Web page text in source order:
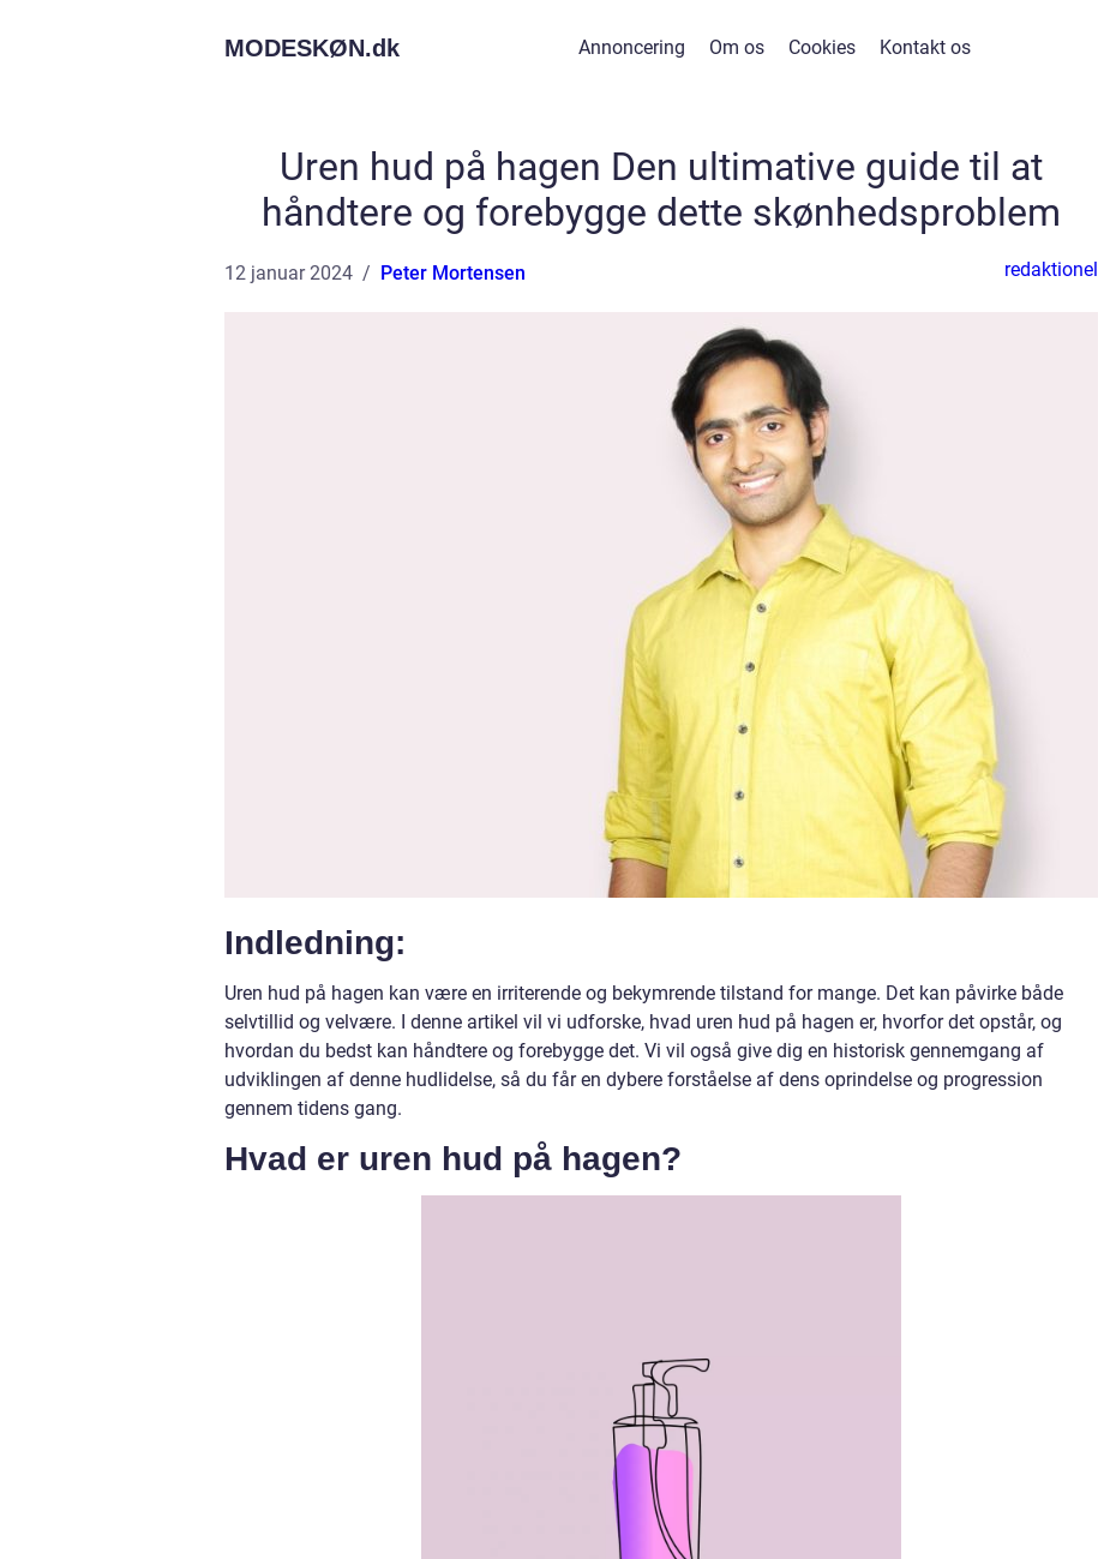
MODESKØN.dk Annoncering Om os Cookies Kontakt os
Uren hud på hagen Den ultimative guide til at
håndtere og forebygge dette skønhedsproblem
12 januar 2024 Peter Mortensen redaktionel
Indledning:
Uren hud på hagen kan være en irriterende og bekymrende tilstand for mange. Det kan påvirke både
selvtillid og velvære. I denne artikel vil vi udforske, hvad uren hud på hagen er, hvorfor det opstår, og
hvordan du bedst kan håndtere og forebygge det. Vi vil også give dig en historisk gennemgang af
udviklingen af denne hudlidelse, så du får en dybere forståelse af dens oprindelse og progression
gennem tidens gang.
Hvad er uren hud på hagen?